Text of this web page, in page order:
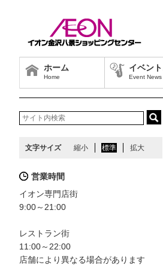
ホーム
Home
イベン
Event News
文字サイズ 縮小 標準 拡大
営業時間
イオン専門店街
9:00～21:00
レストラン街
11:00～22:00
店舗により異なる場合があります